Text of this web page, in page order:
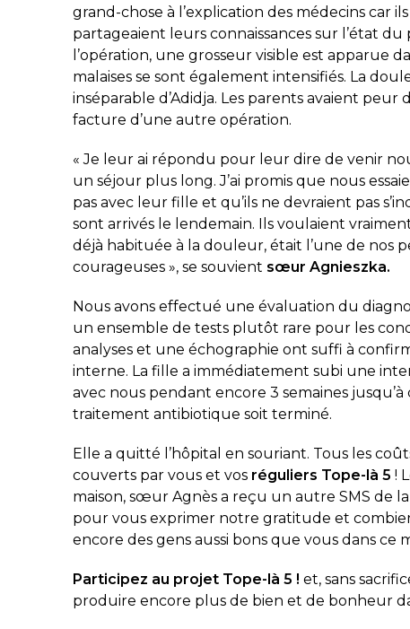
grand-chose à l’explication des médecins car
partageaient leurs connaissances sur l’état
l’opération, une grosseur visible est apparue
malaises se sont également intensifiés. La
inséparable d’Adidja. Les parents avaient peur
facture d’une autre opération.
« Je leur ai répondu pour leur dire de venir
un séjour plus long. J’ai promis que nous
pas avec leur fille et qu’ils ne devraient pas
sont arrivés le lendemain. Ils voulaient
déjà habituée à la douleur, était l’une de nos
courageuses », se souvient sœur Agnieszka.
Nous avons effectué une évaluation du
un ensemble de tests plutôt rare pour les
analyses et une échographie ont suffi à
interne. La fille a immédiatement subi une
avec nous pendant encore 3 semaines
traitement antibiotique soit terminé.
Elle a quitté l’hôpital en souriant. Tous les
couverts par vous et vos réguliers Tope-là 5 !
maison, sœur Agnès a reçu un autre SMS de la
pour vous exprimer notre gratitude et
encore des gens aussi bons que vous dans ce
Participez au projet Tope-là 5 ! et, sans
produire encore plus de bien et de bonheur